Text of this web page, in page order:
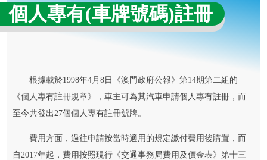
個人專有(車牌號碼)註冊
根據載於1998年4月8日《澳門政府公報》第14期第二組的
《個人專有註冊規章》，車主可為其汽車申請個人專有註冊，而
至今共發出27個個人專有註冊號牌。
費用方面，過往申請按當時適用的規定繳付費用後購置，而
自2017年起，費用按照現行《交通事務局費用及價金表》第十三